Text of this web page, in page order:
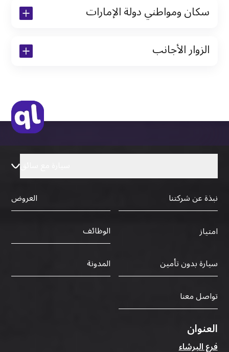
سكان ومواطني دولة الإمارات
نسخة من تأشيرة الاقامة
الزوار الأجانب
نبذة عن شركتنا
العروض
امتياز
الوظائف
سيارة بدون تأمين
المدونة
تواصل معنا
العنوان
فرع البرشاء